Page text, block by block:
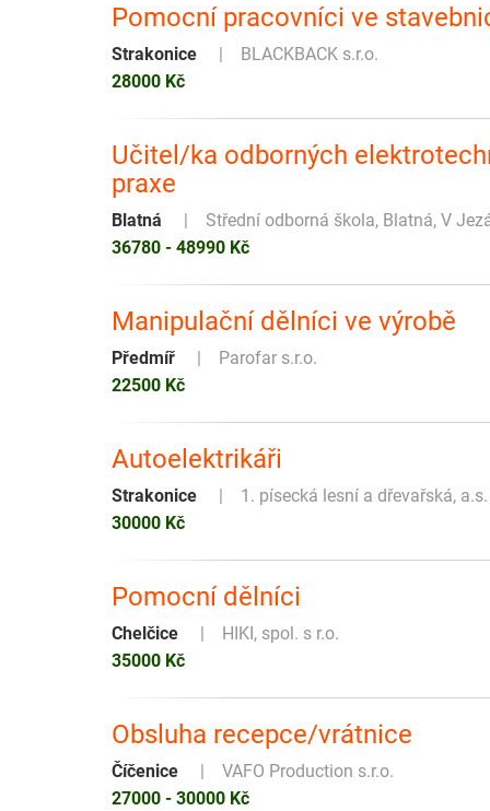
Pomocní pracovníci ve
Strakonice
BLACKBACK s.r.o.
28000 Kč
Učitel/ka odborných
praxe
Blatná
Střední odborná škola, Blatná, V
36780 - 48990 Kč
Manipulační dělníci ve výrobě
Předmíř
Parofar s.r.o.
22500 Kč
Autoelektrikáři
Strakonice
1. písecká lesní a dřevařská, a.s.
30000 Kč
Pomocní dělníci
Chelčice
HIKI, spol. s r.o.
35000 Kč
Obsluha recepce/vrátnice
Číčenice
VAFO Production s.r.o.
27000 - 30000 Kč